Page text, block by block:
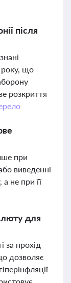
після
року, що
розкриття
при
виведенні
не при її
для
за прохід
дозволяє